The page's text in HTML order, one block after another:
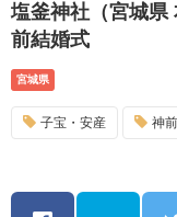
塩釜神社（宮城県
前結婚式
宮城県
子宝・安産 神